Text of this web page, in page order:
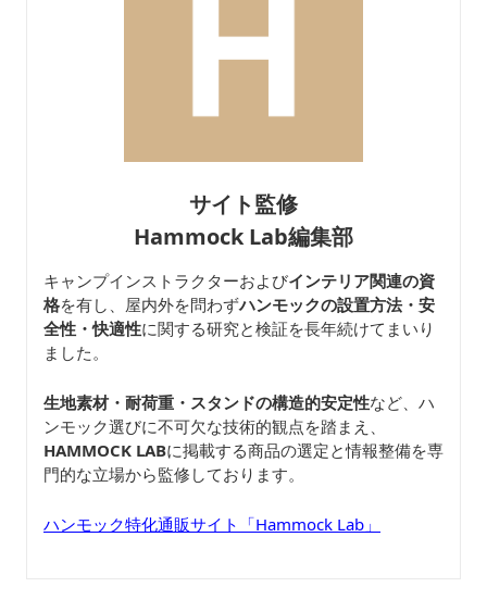
サイト監修
Hammock Lab編集部
キャンプインストラクターおよびインテリア関連の資
格を有し、屋内外を問わずハンモックの設置方法・安
全性・快適性に関する研究と検証を長年続けてまいり
ました。
生地素材・耐荷重・スタンドの構造的安定性など、ハ
ンモック選びに不可欠な技術的観点を踏まえ、
HAMMOCK LABに掲載する商品の選定と情報整備を専
門的な立場から監修しております。
ハンモック特化通販サイト「Hammock Lab」